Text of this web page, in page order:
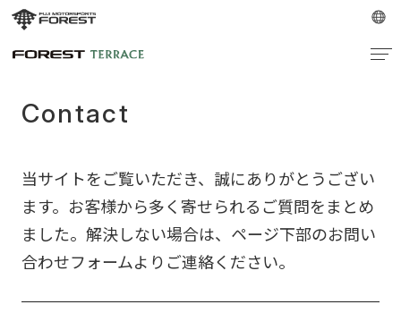
Contact
当サイトをご覧いただき、誠にありがとうござい
ます。お客様から多く寄せられるご質問をまとめ
ました。解決しない場合は、ページ下部のお問い
合わせフォームよりご連絡ください。